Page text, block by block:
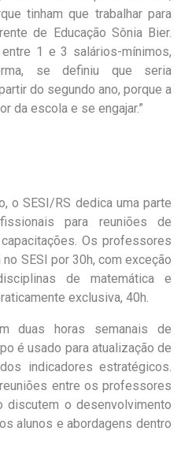
tinham que trabalhar para
de Educação Sônia Bier.
1 e 3 salários-mínimos,
se definiu que seria
do segundo ano, porque a
da escola e se engajar.”
o SESI/RS dedica uma parte
para reuniões de
Os professores
SESI por 30h, com exceção
de matemática e
exclusiva, 40h.
duas horas semanais de
é usado para atualização de
indicadores estratégicos.
entre os professores
discutem o desenvolvimento
alunos e abordagens dentro